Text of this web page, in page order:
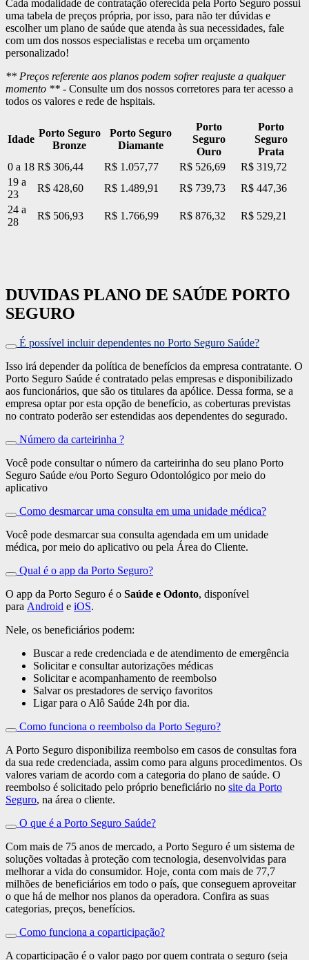
Cada modalidade de contratação oferecida pela Porto Seguro possui
uma tabela de preços própria, por isso, para não ter dúvidas e
escolher um plano de saúde que atenda às sua necessidades, fale
com um dos nossos especialistas e receba um orçamento
personalizado!
** Preços referente aos planos podem sofrer reajuste a qualquer
momento ** - Consulte um dos nossos corretores para ter acesso a
todos os valores e rede de hspitais.
Idade
Porto Seguro
Bronze
Porto Seguro
Diamante
Porto
Seguro
Ouro
Porto
Seguro
Prata
0 a 18 R$ 306,44 R$ 1.057,77 R$ 526,69
R$ 319,72
19 a
23
R$ 428,60 R$ 1.489,91 R$ 739,73
R$ 447,36
24 a
28
R$ 506,93 R$ 1.766,99 R$ 876,32 R$ 529,21
DUVIDAS PLANO DE SAÚDE PORTO
SEGURO
É possível incluir dependentes no Porto Seguro Saúde?
Isso irá depender da política de benefícios da empresa contratante. O
Porto Seguro Saúde é contratado pelas empresas e disponibilizado
aos funcionários, que são os titulares da apólice. Dessa forma, se a
empresa optar por esta opção de benefício, as coberturas previstas
no contrato poderão ser estendidas aos dependentes do segurado.
Número da carteirinha ?
Você pode consultar o número da carteirinha do seu plano Porto
Seguro Saúde e/ou Porto Seguro Odontológico por meio do
aplicativo
Como desmarcar uma consulta em uma unidade médica?
Você pode desmarcar sua consulta agendada em um unidade
médica, por meio do aplicativo ou pela Área do Cliente.
Qual é o app da Porto Seguro?
O app da Porto Seguro é o Saúde e Odonto, disponível
para Android e iOS.
Nele, os beneficiários podem:
Buscar a rede credenciada e de atendimento de emergência
Solicitar e consultar autorizações médicas
Solicitar e acompanhamento de reembolso
Salvar os prestadores de serviço favoritos
Ligar para o Alô Saúde 24h por dia.
Como funciona o reembolso da Porto Seguro?
A Porto Seguro disponibiliza reembolso em casos de consultas fora
da sua rede credenciada, assim como para alguns procedimentos. Os
valores variam de acordo com a categoria do plano de saúde. O
reembolso é solicitado pelo próprio beneficiário no site da Porto
Seguro, na área o cliente.
O que é a Porto Seguro Saúde?
Com mais de 75 anos de mercado, a Porto Seguro é um sistema de
soluções voltadas à proteção com tecnologia, desenvolvidas para
melhorar a vida do consumidor. Hoje, conta com mais de 77,7
milhões de beneficiários em todo o país, que conseguem aproveitar
o que há de melhor nos planos da operadora. Confira as suas
categorias, preços, benefícios.
Como funciona a coparticipação?
A coparticipação é o valor pago por quem contrata o seguro (seja